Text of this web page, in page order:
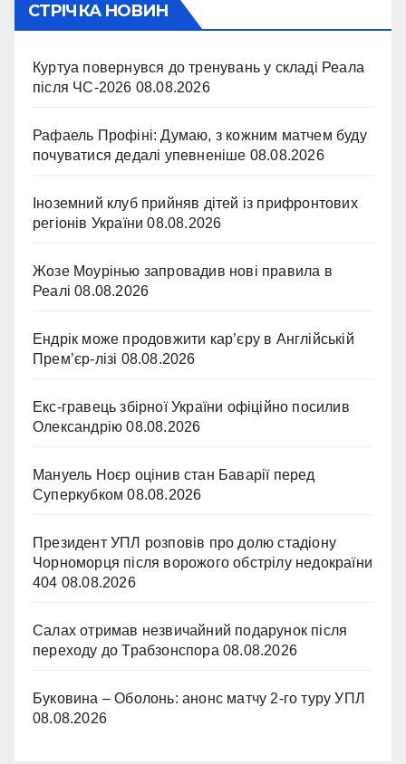
СТРІЧКА НОВИН
Куртуа повернувся до тренувань у складі Реала
після ЧС-2026 08.08.2026
Рафаель Профіні: Думаю, з кожним матчем буду
почуватися дедалі упевненіше 08.08.2026
Іноземний клуб прийняв дітей із прифронтових
регіонів України 08.08.2026
Жозе Моурінью запровадив нові правила в
Реалі 08.08.2026
Ендрік може продовжити кар’єру в Англійській
Прем’єр-лізі 08.08.2026
Екс-гравець збірної України офіційно посилив
Олександрію 08.08.2026
Мануель Ноєр оцінив стан Баварії перед
Суперкубком 08.08.2026
Президент УПЛ розповів про долю стадіону
Чорноморця після ворожого обстрілу недокраїни
404 08.08.2026
Салах отримав незвичайний подарунок після
переходу до Трабзонспора 08.08.2026
Буковина – Оболонь: анонс матчу 2-го туру УПЛ
08.08.2026